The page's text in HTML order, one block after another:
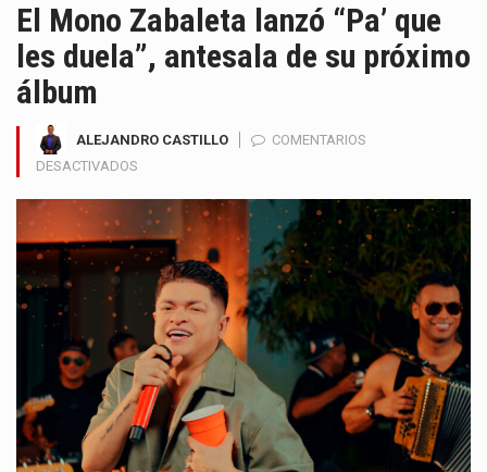
El Mono Zabaleta lanzó “Pa’ que
les duela”, antesala de su próximo
álbum
ALEJANDRO CASTILLO
COMENTARIOS
DESACTIVADOS
MONO
ZABALETA
LANZÓ
“PA’
QUE
LES
DUELA”,
ANTESALA
DE
SU
PRÓXIMO
ÁLBUM